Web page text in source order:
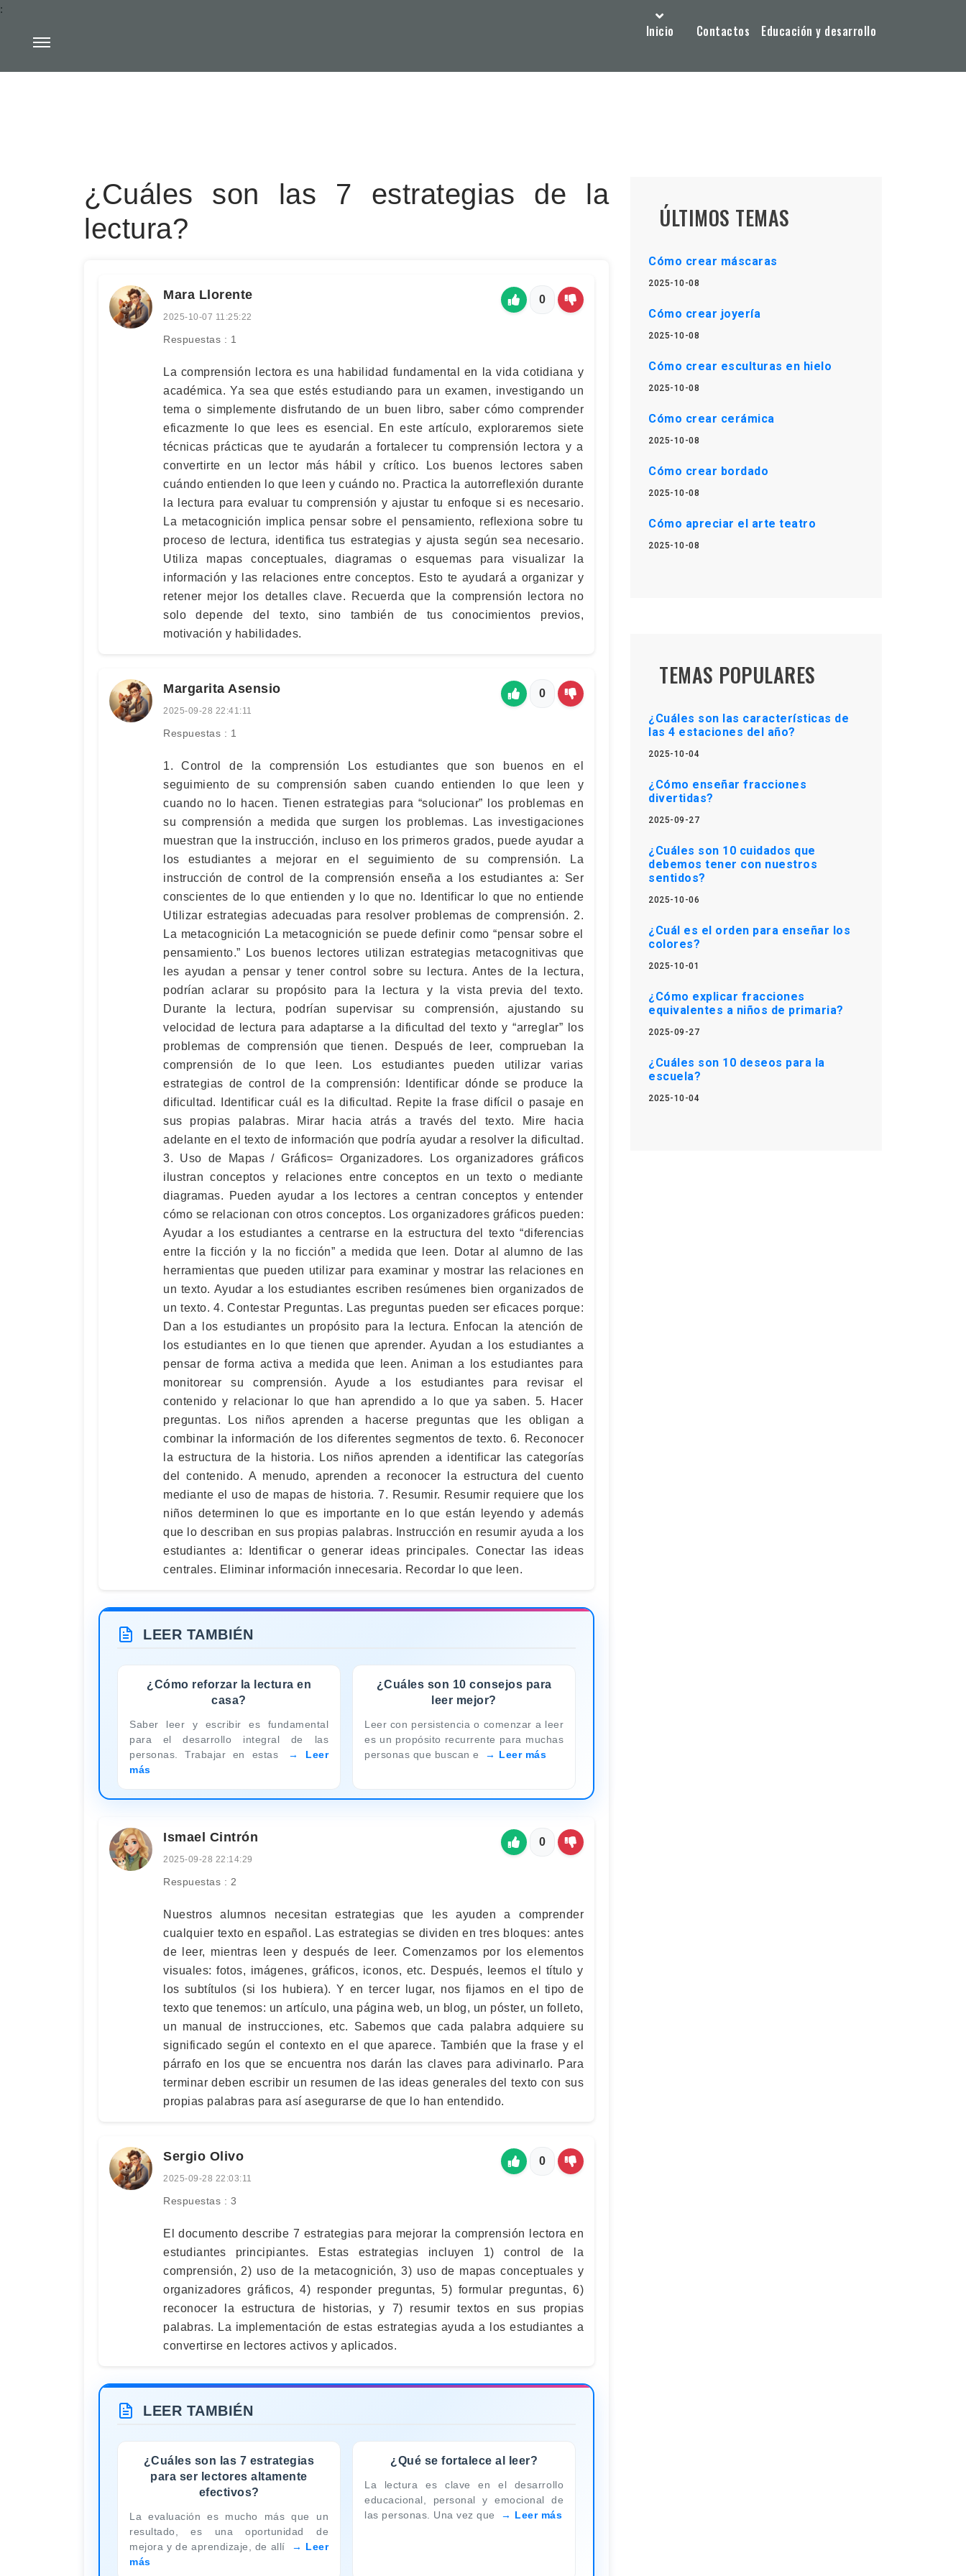
Inicio Contactos Educación y desarrollo
:
¿Cuáles son las 7 estrategias de la
lectura?
Mara Llorente
2025-10-07 11:25:22
Respuestas : 1
0
La comprensión lectora es una habilidad fundamental en la vida cotidiana y
académica. Ya sea que estés estudiando para un examen, investigando un
tema o simplemente disfrutando de un buen libro, saber cómo comprender
eficazmente lo que lees es esencial. En este artículo, exploraremos siete
técnicas prácticas que te ayudarán a fortalecer tu comprensión lectora y a
convertirte en un lector más hábil y crítico. Los buenos lectores saben
cuándo entienden lo que leen y cuándo no. Practica la autorreflexión durante
la lectura para evaluar tu comprensión y ajustar tu enfoque si es necesario.
La metacognición implica pensar sobre el pensamiento, reflexiona sobre tu
proceso de lectura, identifica tus estrategias y ajusta según sea necesario.
Utiliza mapas conceptuales, diagramas o esquemas para visualizar la
información y las relaciones entre conceptos. Esto te ayudará a organizar y
retener mejor los detalles clave. Recuerda que la comprensión lectora no
solo depende del texto, sino también de tus conocimientos previos,
motivación y habilidades.
Margarita Asensio
2025-09-28 22:41:11
Respuestas : 1
0
1. Control de la comprensión Los estudiantes que son buenos en el
seguimiento de su comprensión saben cuando entienden lo que leen y
cuando no lo hacen. Tienen estrategias para “solucionar” los problemas en
su comprensión a medida que surgen los problemas. Las investigaciones
muestran que la instrucción, incluso en los primeros grados, puede ayudar a
los estudiantes a mejorar en el seguimiento de su comprensión. La
instrucción de control de la comprensión enseña a los estudiantes a: Ser
conscientes de lo que entienden y lo que no. Identificar lo que no entiende
Utilizar estrategias adecuadas para resolver problemas de comprensión. 2.
La metacognición La metacognición se puede definir como “pensar sobre el
pensamiento.” Los buenos lectores utilizan estrategias metacognitivas que
les ayudan a pensar y tener control sobre su lectura. Antes de la lectura,
podrían aclarar su propósito para la lectura y la vista previa del texto.
Durante la lectura, podrían supervisar su comprensión, ajustando su
velocidad de lectura para adaptarse a la dificultad del texto y “arreglar” los
problemas de comprensión que tienen. Después de leer, comprueban la
comprensión de lo que leen. Los estudiantes pueden utilizar varias
estrategias de control de la comprensión: Identificar dónde se produce la
dificultad. Identificar cuál es la dificultad. Repite la frase difícil o pasaje en
sus propias palabras. Mirar hacia atrás a través del texto. Mire hacia
adelante en el texto de información que podría ayudar a resolver la dificultad.
3. Uso de Mapas / Gráficos= Organizadores. Los organizadores gráficos
ilustran conceptos y relaciones entre conceptos en un texto o mediante
diagramas. Pueden ayudar a los lectores a centran conceptos y entender
cómo se relacionan con otros conceptos. Los organizadores gráficos pueden:
Ayudar a los estudiantes a centrarse en la estructura del texto “diferencias
entre la ficción y la no ficción” a medida que leen. Dotar al alumno de las
herramientas que pueden utilizar para examinar y mostrar las relaciones en
un texto. Ayudar a los estudiantes escriben resúmenes bien organizados de
un texto. 4. Contestar Preguntas. Las preguntas pueden ser eficaces porque:
Dan a los estudiantes un propósito para la lectura. Enfocan la atención de
los estudiantes en lo que tienen que aprender. Ayudan a los estudiantes a
pensar de forma activa a medida que leen. Animan a los estudiantes para
monitorear su comprensión. Ayude a los estudiantes para revisar el
contenido y relacionar lo que han aprendido a lo que ya saben. 5. Hacer
preguntas. Los niños aprenden a hacerse preguntas que les obligan a
combinar la información de los diferentes segmentos de texto. 6. Reconocer
la estructura de la historia. Los niños aprenden a identificar las categorías
del contenido. A menudo, aprenden a reconocer la estructura del cuento
mediante el uso de mapas de historia. 7. Resumir. Resumir requiere que los
niños determinen lo que es importante en lo que están leyendo y además
que lo describan en sus propias palabras. Instrucción en resumir ayuda a los
estudiantes a: Identificar o generar ideas principales. Conectar las ideas
centrales. Eliminar información innecesaria. Recordar lo que leen.
LEER TAMBIÉN
¿Cómo reforzar la lectura en
casa?
Saber leer y escribir es fundamental
para el desarrollo integral de las
personas. Trabajar en estas
Leer
más
¿Cuáles son 10 consejos para
leer mejor?
Leer con persistencia o comenzar a leer
es un propósito recurrente para muchas
personas que buscan e
Leer más
Ismael Cintrón
2025-09-28 22:14:29
Respuestas : 2
0
Nuestros alumnos necesitan estrategias que les ayuden a comprender
cualquier texto en español. Las estrategias se dividen en tres bloques: antes
de leer, mientras leen y después de leer. Comenzamos por los elementos
visuales: fotos, imágenes, gráficos, iconos, etc. Después, leemos el título y
los subtítulos (si los hubiera). Y en tercer lugar, nos fijamos en el tipo de
texto que tenemos: un artículo, una página web, un blog, un póster, un folleto,
un manual de instrucciones, etc. Sabemos que cada palabra adquiere su
significado según el contexto en el que aparece. También que la frase y el
párrafo en los que se encuentra nos darán las claves para adivinarlo. Para
terminar deben escribir un resumen de las ideas generales del texto con sus
propias palabras para así asegurarse de que lo han entendido.
Sergio Olivo
2025-09-28 22:03:11
Respuestas : 3
0
El documento describe 7 estrategias para mejorar la comprensión lectora en
estudiantes principiantes. Estas estrategias incluyen 1) control de la
comprensión, 2) uso de la metacognición, 3) uso de mapas conceptuales y
organizadores gráficos, 4) responder preguntas, 5) formular preguntas, 6)
reconocer la estructura de historias, y 7) resumir textos en sus propias
palabras. La implementación de estas estrategias ayuda a los estudiantes a
convertirse en lectores activos y aplicados.
LEER TAMBIÉN
¿Cuáles son las 7 estrategias
para ser lectores altamente
efectivos?
La evaluación es mucho más que un
resultado, es una oportunidad de
mejora y de aprendizaje, de allí
Leer
más
¿Qué se fortalece al leer?
La lectura es clave en el desarrollo
educacional, personal y emocional de
las personas. Una vez que
Leer más
ÚLTIMOS TEMAS
Cómo crear máscaras
2025-10-08
Cómo crear joyería
2025-10-08
Cómo crear esculturas en hielo
2025-10-08
Cómo crear cerámica
2025-10-08
Cómo crear bordado
2025-10-08
Cómo apreciar el arte teatro
2025-10-08
TEMAS POPULARES
¿Cuáles son las características de
las 4 estaciones del año?
2025-10-04
¿Cómo enseñar fracciones
divertidas?
2025-09-27
¿Cuáles son 10 cuidados que
debemos tener con nuestros
sentidos?
2025-10-06
¿Cuál es el orden para enseñar los
colores?
2025-10-01
¿Cómo explicar fracciones
equivalentes a niños de primaria?
2025-09-27
¿Cuáles son 10 deseos para la
escuela?
2025-10-04